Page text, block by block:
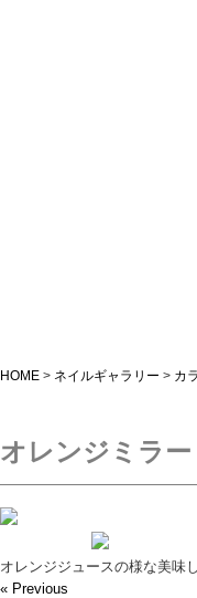
HOME > ネイルギャラリー > カ
オレンジミラー
オレンジジュースの様な美味
« Previous